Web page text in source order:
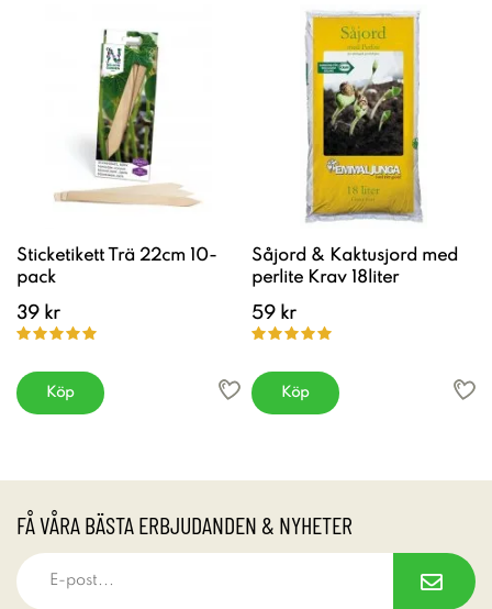
Sticketikett Trä 22cm 10-
pack
39 kr
Köp
Såjord & Kaktusjord med
perlite Krav 18liter
59 kr
Köp
FÅ VÅRA BÄSTA ERBJUDANDEN & NYHETER